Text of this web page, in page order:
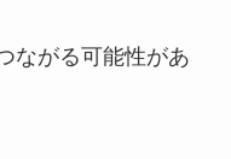
ながる可能性があ